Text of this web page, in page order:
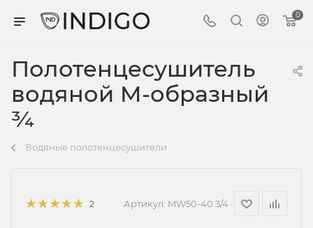
0
Полотенцесушитель
водяной M-образный
¾
Водяные полотенцесушители
2 Артикул: MW50-40 3/4